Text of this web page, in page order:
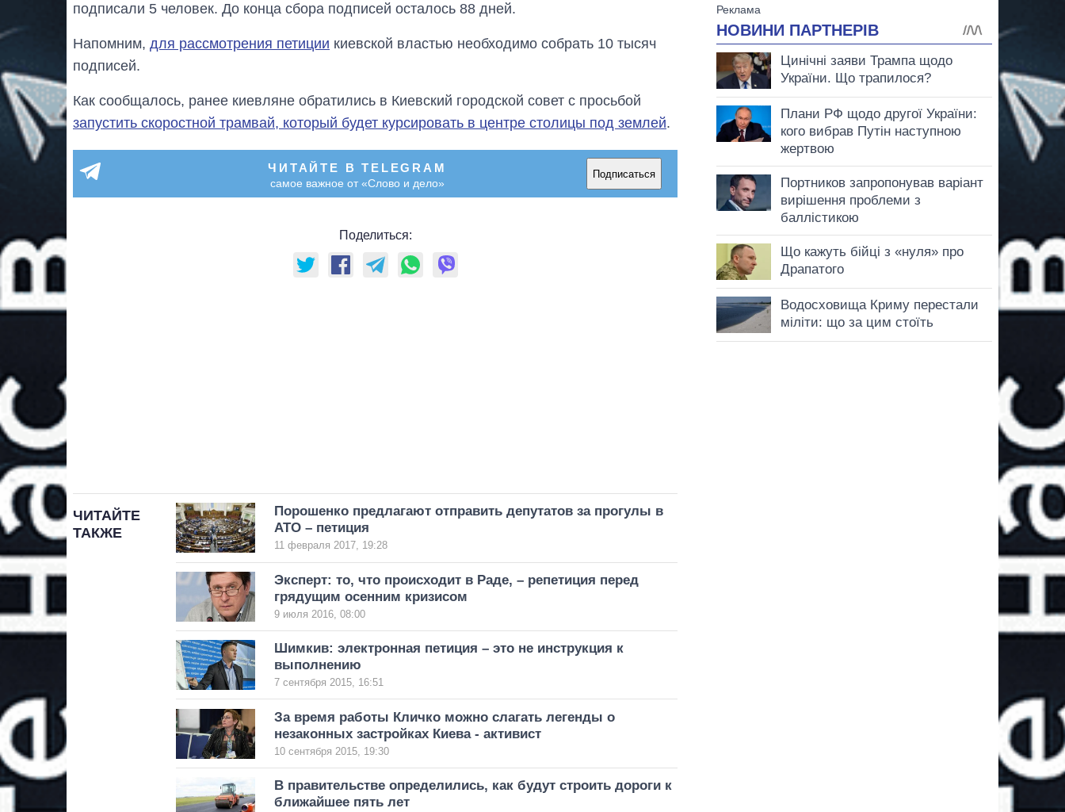
подписали 5 человек. До конца сбора подписей осталось 88 дней.
Напомним, для рассмотрения петиции киевской властью необходимо собрать 10 тысяч
подписей.
Как сообщалось, ранее киевляне обратились в Киевский городской совет с просьбой
запустить скоростной трамвай, который будет курсировать в центре столицы под землей.
ЧИТАЙТЕ В TELEGRAM
самое важное от «Слово и дело»
Подписаться
Поделиться:
ЧИТАЙТЕ
ТАКЖЕ
Порошенко предлагают отправить депутатов за прогулы в
АТО – петиция
11 февраля 2017, 19:28
Эксперт: то, что происходит в Раде, – репетиция перед
грядущим осенним кризисом
9 июля 2016, 08:00
Шимкив: электронная петиция – это не инструкция к
выполнению
7 сентября 2015, 16:51
За время работы Кличко можно слагать легенды о
незаконных застройках Киева - активист
10 сентября 2015, 19:30
В правительстве определились, как будут строить дороги к
ближайшее пять лет